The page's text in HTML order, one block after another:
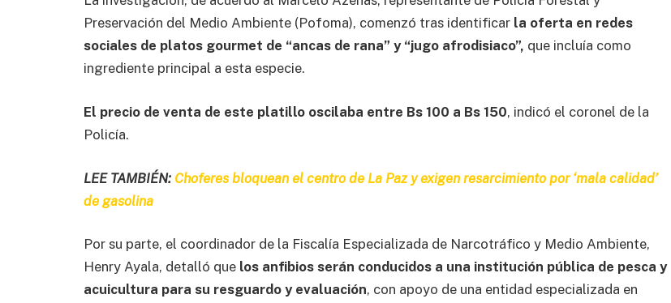
Preservación del Medio Ambiente (Pofoma), comenzó tras identificar la oferta en redes
sociales de platos gourmet de “ancas de rana” y “jugo afrodisiaco”, que incluía como
ingrediente principal a esta especie.
El precio de venta de este platillo oscilaba entre Bs 100 a Bs 150, indicó el coronel de la
Policía.
LEE TAMBIÉN: Choferes bloquean el centro de La Paz y exigen resarcimiento por ‘mala calidad’
de gasolina
Por su parte, el coordinador de la Fiscalía Especializada de Narcotráfico y Medio Ambiente,
Henry Ayala, detalló que los anfibios serán conducidos a una institución pública de pesca y
acuicultura para su resguardo y evaluación, con apoyo de una entidad especializada en